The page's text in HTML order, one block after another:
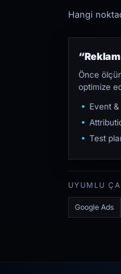
Hangi
Önce
optimize
Event
Test
UYUMLU
Google Ads